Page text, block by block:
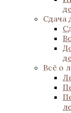
Сдача
Всё о